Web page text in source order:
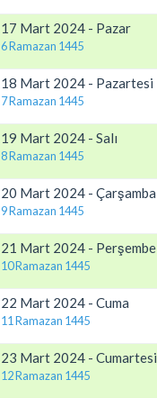
17 Mart 2024 - Pazar
6 Ramazan 1445
18 Mart 2024 - Pazartesi
7 Ramazan 1445
19 Mart 2024 - Salı
8 Ramazan 1445
20 Mart 2024 - Çarşamba
9 Ramazan 1445
21 Mart 2024 - Perşembe
10 Ramazan 1445
22 Mart 2024 - Cuma
11 Ramazan 1445
23 Mart 2024 - Cumartesi
12 Ramazan 1445